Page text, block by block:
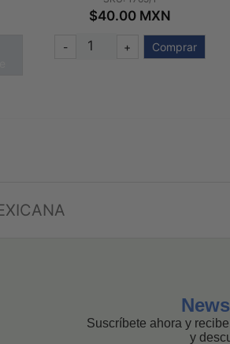
$40.00 MXN
- + Comprar
Suscríbete ahora y
y